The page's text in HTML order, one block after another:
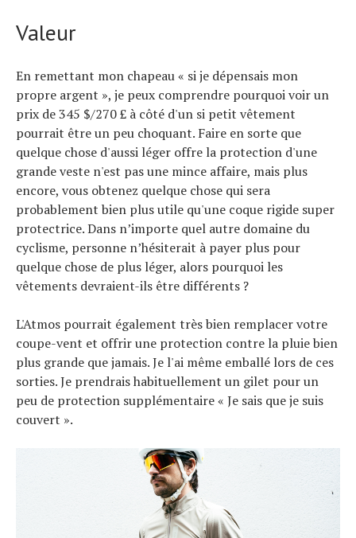
Valeur
En remettant mon chapeau « si je dépensais mon
propre argent », je peux comprendre pourquoi voir un
prix de 345 $/270 £ à côté d'un si petit vêtement
pourrait être un peu choquant. Faire en sorte que
quelque chose d'aussi léger offre la protection d'une
grande veste n'est pas une mince affaire, mais plus
encore, vous obtenez quelque chose qui sera
probablement bien plus utile qu'une coque rigide super
protectrice. Dans n’importe quel autre domaine du
cyclisme, personne n’hésiterait à payer plus pour
quelque chose de plus léger, alors pourquoi les
vêtements devraient-ils être différents ?
L'Atmos pourrait également très bien remplacer votre
coupe-vent et offrir une protection contre la pluie bien
plus grande que jamais. Je l'ai même emballé lors de ces
sorties. Je prendrais habituellement un gilet pour un
peu de protection supplémentaire « Je sais que je suis
couvert ».